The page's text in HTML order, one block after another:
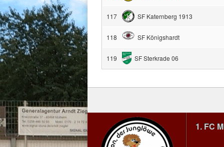
117 SF Katernberg 1913
118 SF Königshardt
119 SF Sterkrade 06
1. FC